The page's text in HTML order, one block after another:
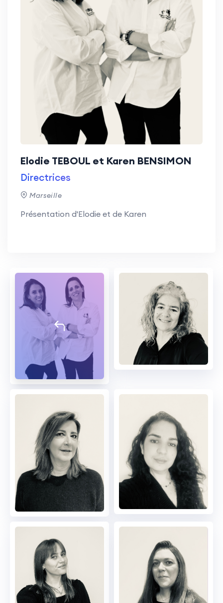
Elodie TEBOUL et Karen BENSIMON
Directrices
Marseille
Présentation d'Elodie et de Karen